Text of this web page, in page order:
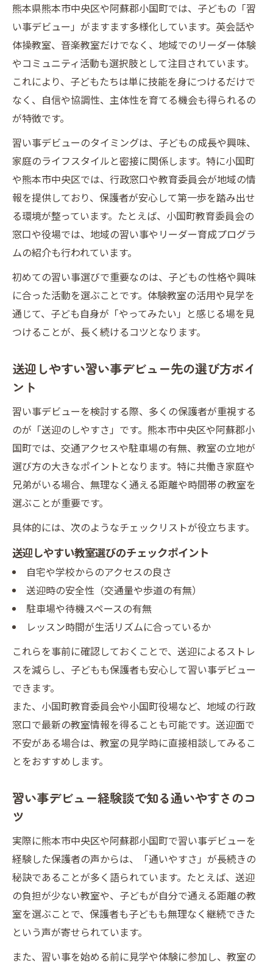
熊本で広がるリーダー体験型習い事デビュ
ーの魅力
習い事デビューとリーダー活動の両立方法
とは
小国町成人式にも役立つリーダー体験の強
み
ューを後押し
無理なく始める熊本での習い事デビュー方法
無理せず続けるための習い事デビュー計画
づくり
習い事デビューで気をつけたい送迎や通学
のポイント
事例
自分に合う習い事デビュー先の見つけ方を
徹底解説
方法
習い事デビュー相談は小国町教育委員会が
頼り
小国町教育委員会電話番号で問い合わせる
手順
教育委員会と連携した習い事デビュー支援
の実際
公式情報で見極める習い事デビューの安心
小国町役場を活用した習い事デビューの情
報収集法
英会話や活動を通じた習い事デビューが変える
れる成長
熊本の英会話教室で広がる習い事デビュー
習い事デビューが将来のリーダーシップを
育む理由
英会話や文化活動が習い事デビューで人気
習い事デビューをきっかけに英語力と自信
阿蘇郡小国町で自分に合う習い事デビューを見
つける
阿蘇郡小国町で選ぶ習い事デビューのコツ
と実践法
習い事デビューに役立つ小国町役場の情報
活用術
自分に合う習い事デビュー先の探し方と比
熊本県熊本市中央区や阿蘇郡小国町では、子どもの「習
い事デビュー」がますます多様化しています。英会話や
体操教室、音楽教室だけでなく、地域でのリーダー体験
やコミュニティ活動も選択肢として注目されています。
これにより、子どもたちは単に技能を身につけるだけで
なく、自信や協調性、主体性を育てる機会も得られるの
が特徴です。
習い事デビューのタイミングは、子どもの成長や興味、
家庭のライフスタイルと密接に関係します。特に小国町
や熊本市中央区では、行政窓口や教育委員会が地域の情
報を提供しており、保護者が安心して第一歩を踏み出せ
る環境が整っています。たとえば、小国町教育委員会の
窓口や役場では、地域の習い事やリーダー育成プログラ
ムの紹介も行われています。
初めての習い事選びで重要なのは、子どもの性格や興味
に合った活動を選ぶことです。体験教室の活用や見学を
通じて、子ども自身が「やってみたい」と感じる場を見
つけることが、長く続けるコツとなります。
送迎しやすい習い事デビュー先の選び方ポイ
ント
習い事デビューを検討する際、多くの保護者が重視する
のが「送迎のしやすさ」です。熊本市中央区や阿蘇郡小
国町では、交通アクセスや駐車場の有無、教室の立地が
選び方の大きなポイントとなります。特に共働き家庭や
兄弟がいる場合、無理なく通える距離や時間帯の教室を
選ぶことが重要です。
具体的には、次のようなチェックリストが役立ちます。
送迎しやすい教室選びのチェックポイント
自宅や学校からのアクセスの良さ
送迎時の安全性（交通量や歩道の有無）
駐車場や待機スペースの有無
レッスン時間が生活リズムに合っているか
これらを事前に確認しておくことで、送迎によるストレ
スを減らし、子どもも保護者も安心して習い事デビュー
できます。
また、小国町教育委員会や小国町役場など、地域の行政
窓口で最新の教室情報を得ることも可能です。送迎面で
不安がある場合は、教室の見学時に直接相談してみるこ
とをおすすめします。
習い事デビュー経験談で知る通いやすさのコ
ツ
実際に熊本市中央区や阿蘇郡小国町で習い事デビューを
経験した保護者の声からは、「通いやすさ」が長続きの
秘訣であることが多く語られています。たとえば、送迎
の負担が少ない教室や、子どもが自分で通える距離の教
室を選ぶことで、保護者も子どもも無理なく継続できた
という声が寄せられています。
また、習い事を始める前に見学や体験に参加し、教室の